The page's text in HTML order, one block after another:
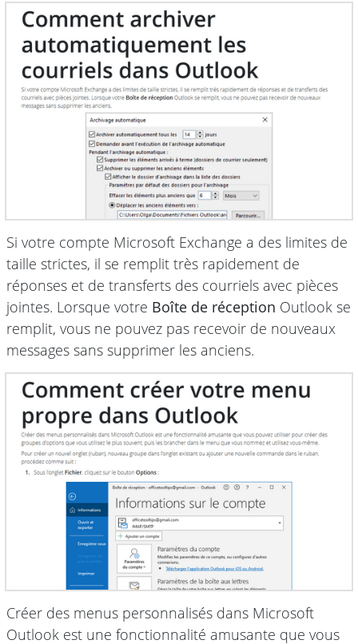
Si votre compte Microsoft Exchange a des limites de
taille strictes, il se remplit très rapidement de
réponses et de transferts des courriels avec pièces
jointes. Lorsque votre Boîte de réception Outlook se
remplit, vous ne pouvez pas recevoir de nouveaux
messages sans supprimer les anciens.
Créer des menus personnalisés dans Microsoft
Outlook est une fonctionnalité amusante que vous